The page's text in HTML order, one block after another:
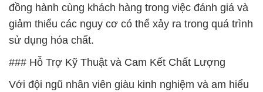
đồng hành cùng khách hàng trong việc đánh giá và
giảm thiểu các nguy cơ có thể xảy ra trong quá trình
sử dụng hóa chất.
### Hỗ Trợ Kỹ Thuật và Cam Kết Chất Lượng
Với đội ngũ nhân viên giàu kinh nghiệm và am hiểu